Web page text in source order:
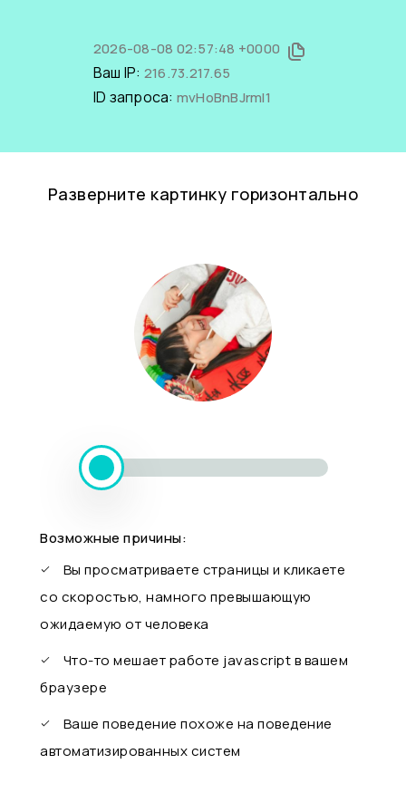
2026-08-08 02:57:48 +0000
Ваш IP: 216.73.217.65
ID запроса: mvHoBnBJrmI1
Разверните картинку горизонтально
Возможные причины:
Вы просматриваете страницы и кликаете
со скоростью, намного превышающую
ожидаемую от человека
Что-то мешает работе javascript в вашем
браузере
Ваше поведение похоже на поведение
автоматизированных систем